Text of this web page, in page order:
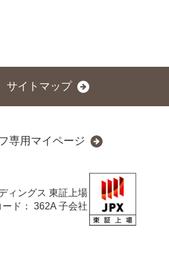
サイトマップ
専用マイページ
ィングス 東証上場
ド： 362A 子会社